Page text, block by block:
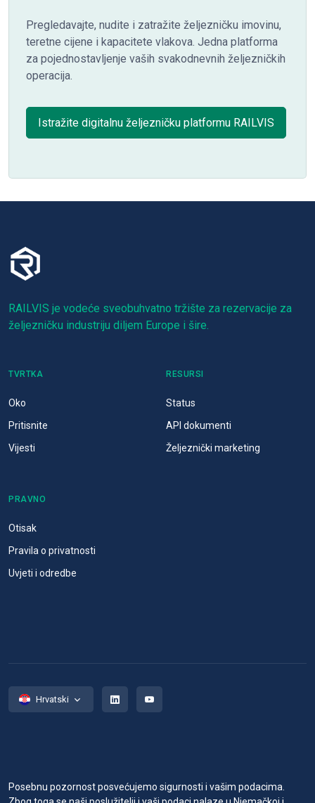
Pregledavajte, nudite i zatražite željezničku imovinu,
teretne cijene i kapacitete vlakova. Jedna platforma
za pojednostavljenje vaših svakodnevnih željezničkih
operacija.
Istražite digitalnu željezničku platformu RAILVIS
RAILVIS je vodeće sveobuhvatno tržište za rezervacije za
željezničku industriju diljem Europe i šire.
TVRTKA
Oko
Pritisnite
Vijesti
RESURSI
Status
API dokumenti
Željeznički marketing
PRAVNO
Otisak
Pravila o privatnosti
Uvjeti i odredbe
Hrvatski
Posebnu pozornost posvećujemo sigurnosti i vašim podacima.